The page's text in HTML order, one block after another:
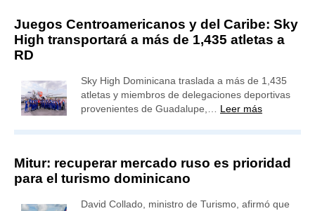
Juegos Centroamericanos y del Caribe: Sky
High transportará a más de 1,435 atletas a
RD
Sky High Dominicana traslada a más de 1,435
atletas y miembros de delegaciones deportivas
provenientes de Guadalupe,… Leer más
Mitur: recuperar mercado ruso es prioridad
para el turismo dominicano
David Collado, ministro de Turismo, afirmó que